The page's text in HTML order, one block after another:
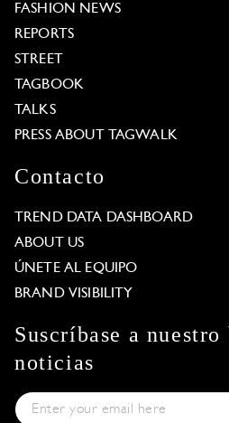
FASHION NEWS
REPORTS
STREET
TAGBOOK
TALKS
PRESS ABOUT TAGWALK
Contacto
TREND DATA DASHBOARD
ABOUT US
ÚNETE AL EQUIPO
BRAND VISIBILITY
Suscríbase a
noticias